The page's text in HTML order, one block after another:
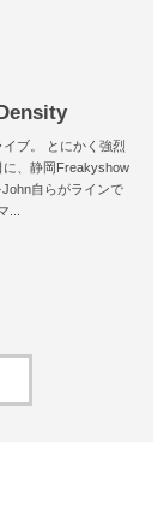
ブ。 とにかく強烈
に、静岡Freakyshow
自らがラインで
...